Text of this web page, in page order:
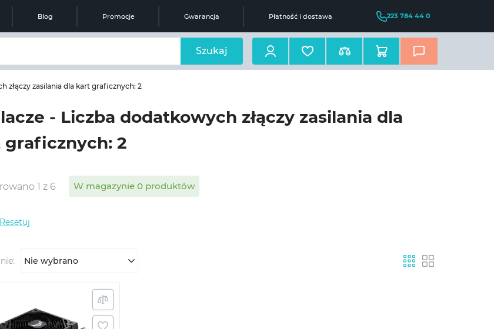
Blog Promocje Gwarancja Płatność i dostawa 223 784 44 0
Szukaj
złączy zasilania dla kart graficznych: 2
- Liczba dodatkowych złączy zasilania dla
graficznych: 2
1 z 6 W magazynie 0 produktów
Resetuj
Nie wybrano